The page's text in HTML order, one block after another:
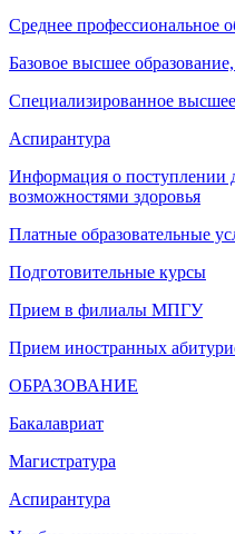
Среднее профессиональное
Базовое высшее
Специализированное
Аспирантура
Информация о поступлении
возможностями здоровья
Платные образовательные
Подготовительные курсы
Прием в филиалы МПГУ
Прием иностранных
ОБРАЗОВАНИЕ
Бакалавриат
Магистратура
Аспирантура